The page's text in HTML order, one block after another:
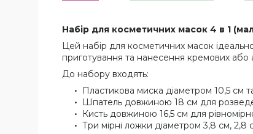
Набір для косметичних масок 4 в 1
Цей набір для косметичних масок
приготування та нанесення кремових або
До набору входять:
Пластикова миска діаметром 10,5 см
Шпатель довжиною 18 см для
Кисть довжиною 16,5 см для
Три мірні ложки діаметром 3,8 см, 2,8